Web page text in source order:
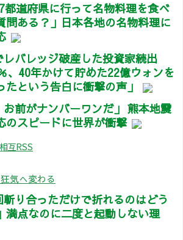
都道府県に行って名物料理を食べ
問ある？」日本各地の名物料理に
バレッジ破産した投資家続出
40年かけて貯めた22億ウォンを
という告白に衝撃の声」
前がナンバーワンだ」 熊本地震
のスピードに世界が衝撃
互RSS
気へ変わる
り合っただけで折れるのはどう
満点なのに二度と起動しない理